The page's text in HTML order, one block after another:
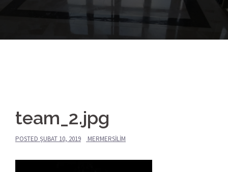
team_2.jpg
POSTED ŞUBAT 10, 2019 MERMERSILIM